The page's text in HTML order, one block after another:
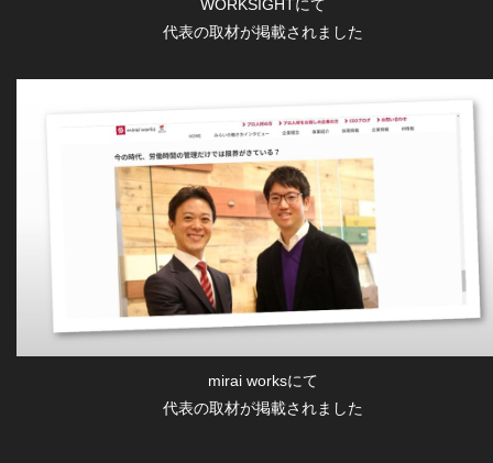
WORKSIGHTにて
代表の取材が掲載されました
mirai worksにて
代表の取材が掲載されました